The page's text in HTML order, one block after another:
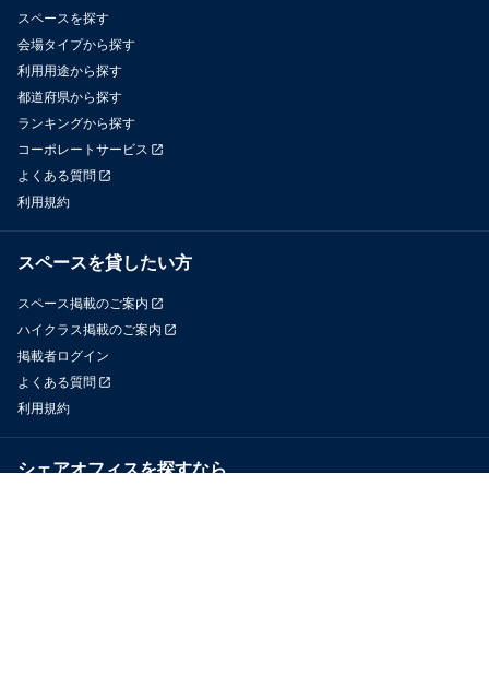
スペースを探す
会場タイプから探す
利用用途から探す
都道府県から探す
ランキングから探す
コーポレートサービス
よくある質問
利用規約
スペースを貸したい方
スペース掲載のご案内
ハイクラス掲載のご案内
掲載者ログイン
よくある質問
利用規約
シェアオフィスを探すなら